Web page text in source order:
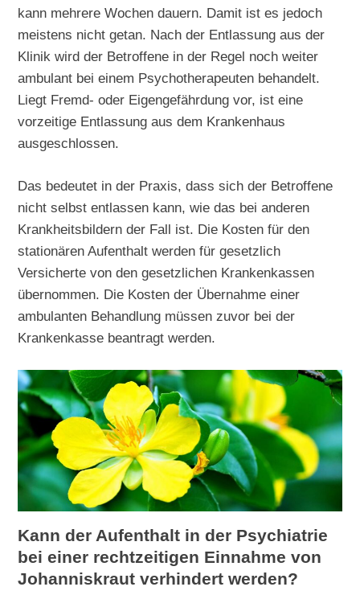
kann mehrere Wochen dauern. Damit ist es jedoch
meistens nicht getan. Nach der Entlassung aus der
Klinik wird der Betroffene in der Regel noch weiter
ambulant bei einem Psychotherapeuten behandelt.
Liegt Fremd- oder Eigengefährdung vor, ist eine
vorzeitige Entlassung aus dem Krankenhaus
ausgeschlossen.
Das bedeutet in der Praxis, dass sich der Betroffene
nicht selbst entlassen kann, wie das bei anderen
Krankheitsbildern der Fall ist. Die Kosten für den
stationären Aufenthalt werden für gesetzlich
Versicherte von den gesetzlichen Krankenkassen
übernommen. Die Kosten der Übernahme einer
ambulanten Behandlung müssen zuvor bei der
Krankenkasse beantragt werden.
Kann der Aufenthalt in der Psychiatrie
bei einer rechtzeitigen Einnahme von
Johanniskraut verhindert werden?